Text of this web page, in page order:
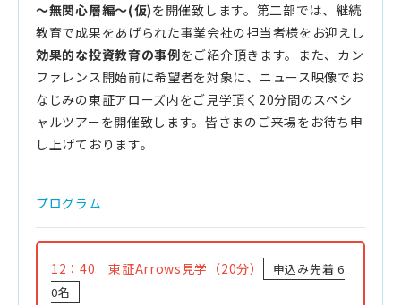
～無関心層編～(仮)を開催致します。第二部では、継続
教育で成果をあげられた事業会社の担当者様をお迎えし
効果的な投資教育の事例をご紹介頂きます。また、カン
ファレンス開始前に希望者を対象に、ニュース映像でお
なじみの東証アローズ内をご見学頂く20分間のスペシ
ャルツアーを開催致します。皆さまのご来場をお待ち申
し上げております。
プログラム
12：40 東証Arrows見学（20分）
申込み先着 6
0名